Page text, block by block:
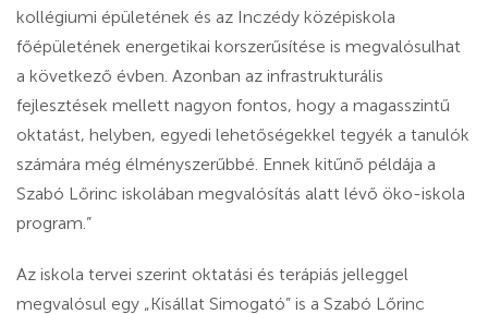
kollégiumi épületének és az Inczédy középiskola
főépületének energetikai korszerűsítése is megvalósulhat
a következő évben. Azonban az infrastrukturális
fejlesztések mellett nagyon fontos, hogy a magasszintű
oktatást, helyben, egyedi lehetőségekkel tegyék a tanulók
számára még élményszerűbbé. Ennek kitűnő példája a
Szabó Lőrinc iskolában megvalósítás alatt lévő öko-iskola
program.”
Az iskola tervei szerint oktatási és terápiás jelleggel
megvalósul egy „Kisállat Simogató” is a Szabó Lőrinc